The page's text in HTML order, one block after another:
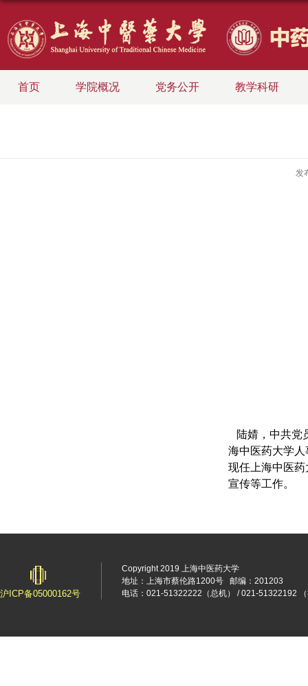
首页 学院概况 党务公开 教学科研
发
陆婧，中共党
海中医药大学
现任上海中医
宣传等工作。
沪ICP备05000162号
Copyright 2019 上海中医药大学
地址：上海市蔡伦路1200号
邮编：201203
电话：021-51322222（总机） / 021-51322192